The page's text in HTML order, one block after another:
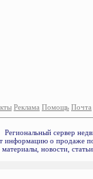
Реклама Помощь Почта
Региональный сервер
информацию о продаже
новости,